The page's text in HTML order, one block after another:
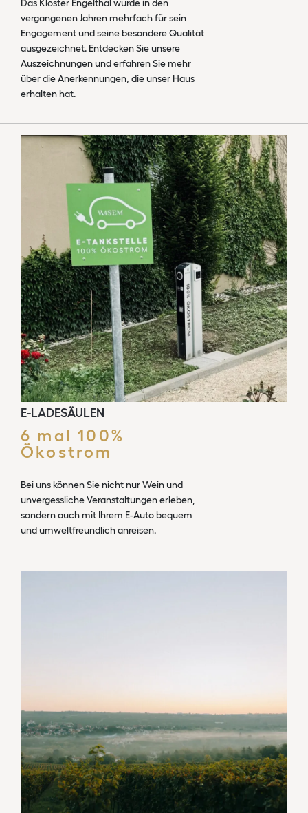
Das Kloster Engelthal wurde in den
vergangenen Jahren mehrfach für sein
Engagement und seine besondere Qualität
ausgezeichnet. Entdecken Sie unsere
Auszeichnungen und erfahren Sie mehr
über die Anerkennungen, die unser Haus
erhalten hat.
E-LADESÄULEN
6 mal 100%
Ökostrom
Bei uns können Sie nicht nur Wein und
unvergessliche Veranstaltungen erleben,
sondern auch mit Ihrem E-Auto bequem
und umweltfreundlich anreisen.